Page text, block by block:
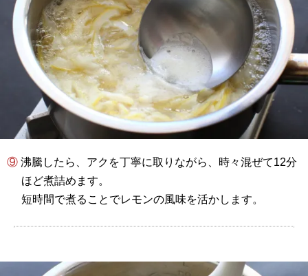
⑨ 沸騰したら、アクを丁寧に取りながら、時々混ぜて12分
ほど煮詰めます。
短時間で煮ることでレモンの風味を活かします。